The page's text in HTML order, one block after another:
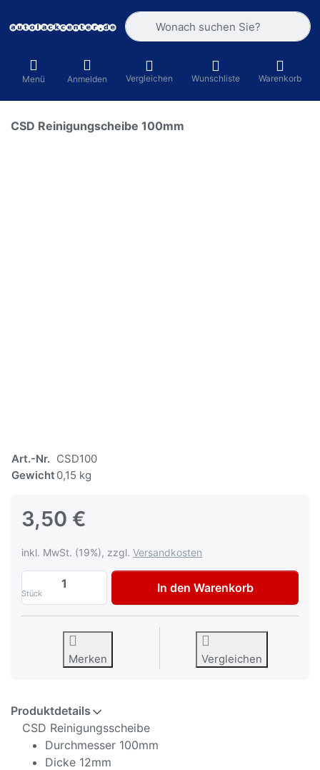
Geben Sie einen Suchbegriff ein.
Menü Anmelden Vergleichen Wunschliste Warenkorb
CSD Reinigungscheibe 100mm
Art.-Nr. CSD100
Gewicht 0,15 kg
3,50 €
inkl. MwSt. (19%), zzgl. Versandkosten
Stück
CSD Reinigungscheibe 100mm zu 3,50
In den Warenkorb
Merken Vergleichen
Produktdetails
CSD Reinigungsscheibe
Durchmesser 100mm
Dicke 12mm